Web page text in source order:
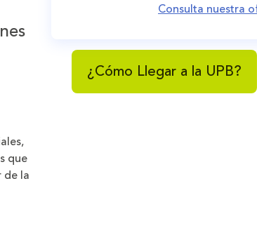
que
de la
Consulta nuestra
¿Cómo Llegar a la UPB?